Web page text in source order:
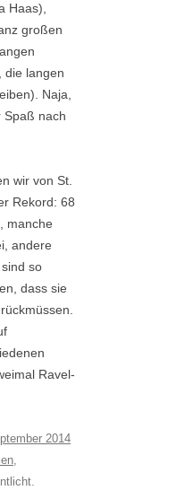
Haas),
großen
die langen
Naja,
Spaß nach
wir von St.
Rekord: 68
manche
andere
so
dass sie
Ravel-
2014
,